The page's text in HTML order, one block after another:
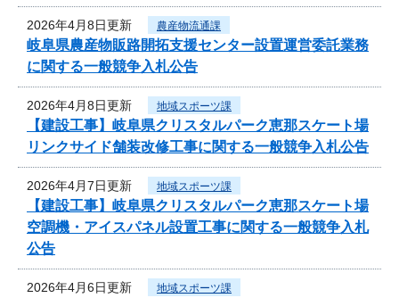
2026年4月8日更新 農産物流通課
岐阜県農産物販路開拓支援センター設置運営委託業務
に関する一般競争入札公告
2026年4月8日更新 地域スポーツ課
【建設工事】岐阜県クリスタルパーク恵那スケート場
リンクサイド舗装改修工事に関する一般競争入札公告
2026年4月7日更新 地域スポーツ課
【建設工事】岐阜県クリスタルパーク恵那スケート場
空調機・アイスパネル設置工事に関する一般競争入札
公告
2026年4月6日更新 地域スポーツ課